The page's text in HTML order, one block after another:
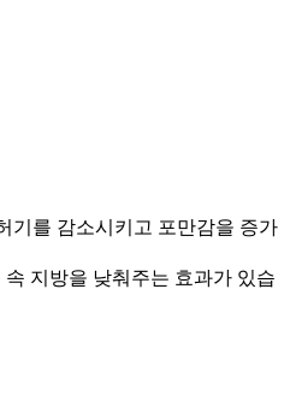
기를 감소시키고 포만감을 증가
지방을 낮춰주는 효과가 있습